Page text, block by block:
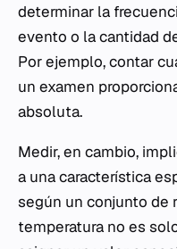
determinar la
evento o la cantidad
Por ejemplo, contar
un examen
absoluta.
Medir, en cambio,
a una característica
según un conjunto de
temperatura no es